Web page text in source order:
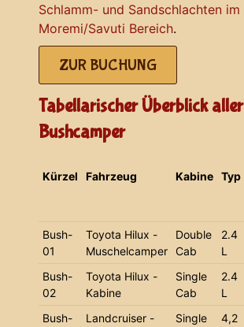
Schlamm- und Sandschlachten im
Moremi/Savuti Bereich.
ZUR BUCHUNG
Tabellarischer Überblick aller
Bushcamper
Kürzel Fahrzeug Kabine Typ
Bush-
01
Toyota Hilux -
Muschelcamper
Double
Cab
2.4
L
Bush-
02
Toyota Hilux -
Kabine
Single
Cab
2.4
L
Bush-
Landcruiser -
Single
4,2